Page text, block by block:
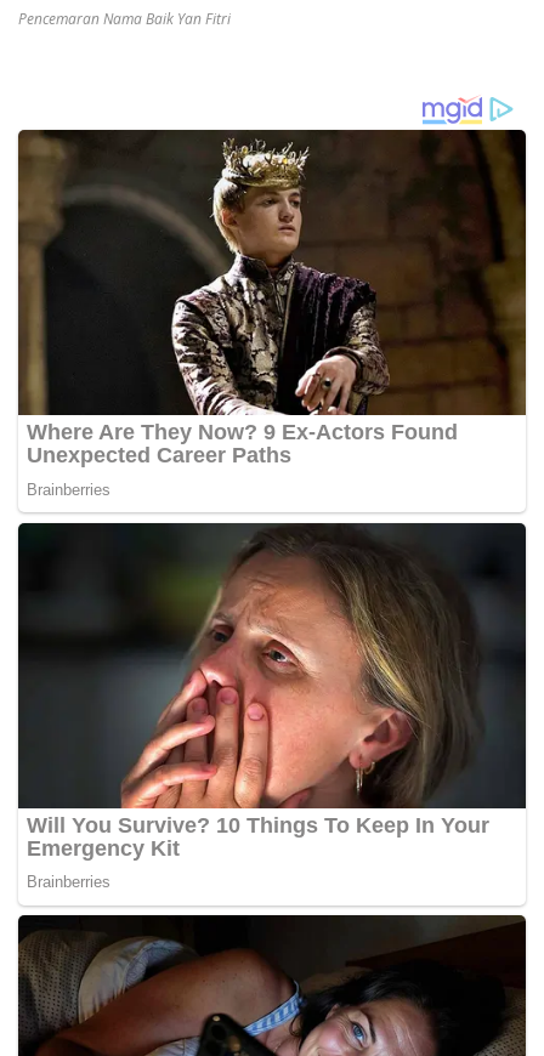
Pencemaran Nama Baik Yan Fitri